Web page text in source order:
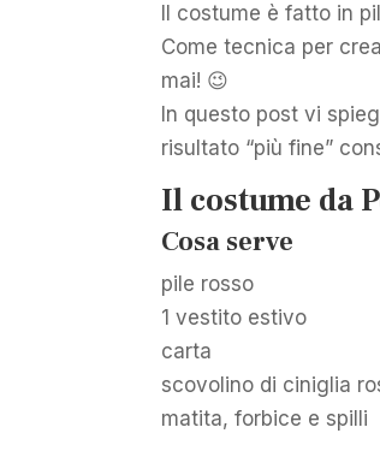
Il costume è fatto in
Come tecnica per
mai! 😉
In questo post vi
risultato “più fine”
Il costume da
Cosa serve
pile rosso
1 vestito estivo
carta
scovolino di ciniglia
matita, forbice e spilli